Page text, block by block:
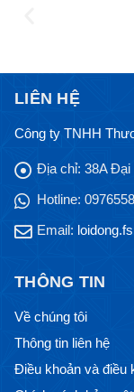
LIÊN HỆ
Công ty TNHH
Địa chỉ: 38A Đại
Hotline:
Email:
THÔNG TIN
Về chúng tôi
Thông tin liên hệ
Điều khoản và điều